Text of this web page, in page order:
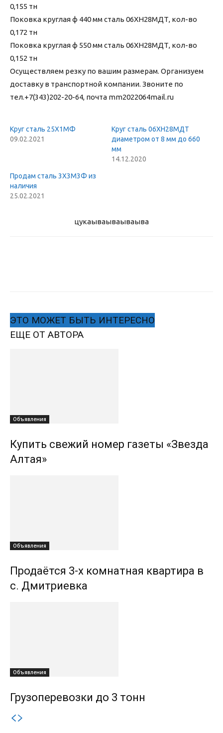
0,155 тн
Поковка круглая ф 440 мм сталь 06ХН28МДТ, кол-во
0,172 тн
Поковка круглая ф 550 мм сталь 06ХН28МДТ, кол-во
0,152 тн
Осуществляем резку по вашим размерам. Организуем
доставку в транспортной компании. Звоните по
тел.+7(343)202-20-64, почта mm2022064mail.ru
Круг сталь 25Х1МФ
09.02.2021
Круг сталь 06ХН28МДТ
диаметром от 8 мм до 660
мм
14.12.2020
Продам сталь 3Х3М3Ф из
наличия
25.02.2021
цукаываываываыва
ЭТО МОЖЕТ БЫТЬ ИНТЕРЕСНО
ЕЩЕ ОТ АВТОРА
Объявления
Купить свежий номер газеты «Звезда
Алтая»
Объявления
Продаётся 3-х комнатная квартира в
с. Дмитриевка
Объявления
Грузоперевозки до 3 тонн